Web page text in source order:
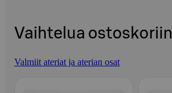
Vaihtelua ostoskoriin
Valmiit ateriat ja aterian osat